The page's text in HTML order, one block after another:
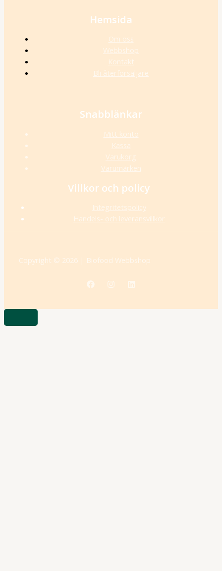
Hemsida
Om oss
Webbshop
Kontakt
Bli återförsäljare
Snabblänkar
Mitt konto
Kassa
Varukorg
Varumärken
Villkor och policy
Integritetspolicy
Handels- och leveransvillkor
Copyright © 2026 | Biofood Webbshop